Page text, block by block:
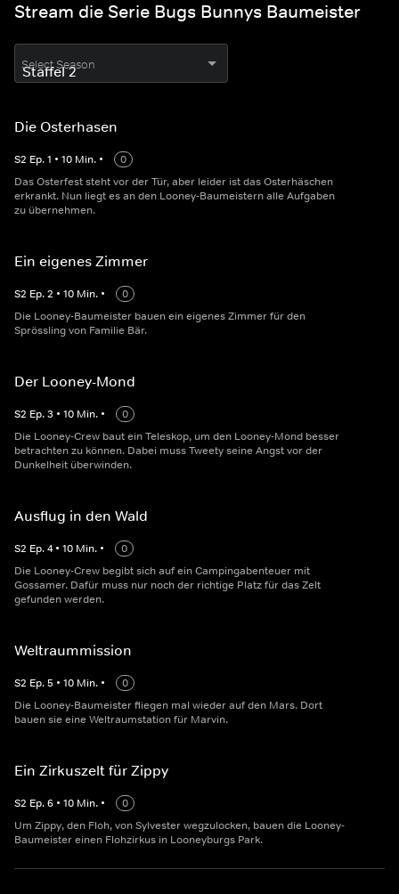
Stream die Serie Bugs Bunnys Baumeister
Select Season
Die Osterhasen
S2 Ep.1 • 10 Min. •
0
Das Osterfest steht vor der Tür, aber leider ist das Osterhäschen
erkrankt. Nun liegt es an den Looney-Baumeistern alle Aufgaben
zu übernehmen.
Ein eigenes Zimmer
S2 Ep.2 • 10 Min. •
0
Die Looney-Baumeister bauen ein eigenes Zimmer für den
Sprössling von Familie Bär.
Der Looney-Mond
S2 Ep.3 • 10 Min. •
0
Die Looney-Crew baut ein Teleskop, um den Looney-Mond besser
betrachten zu können. Dabei muss Tweety seine Angst vor der
Dunkelheit überwinden.
Ausflug in den Wald
S2 Ep.4 • 10 Min. •
0
Die Looney-Crew begibt sich auf ein Campingabenteuer mit
Gossamer. Dafür muss nur noch der richtige Platz für das Zelt
gefunden werden.
Weltraummission
S2 Ep.5 • 10 Min. •
0
Die Looney-Baumeister fliegen mal wieder auf den Mars. Dort
bauen sie eine Weltraumstation für Marvin.
Ein Zirkuszelt für Zippy
S2 Ep.6 • 10 Min. •
0
Um Zippy, den Floh, von Sylvester wegzulocken, bauen die Looney-
Baumeister einen Flohzirkus in Looneyburgs Park.